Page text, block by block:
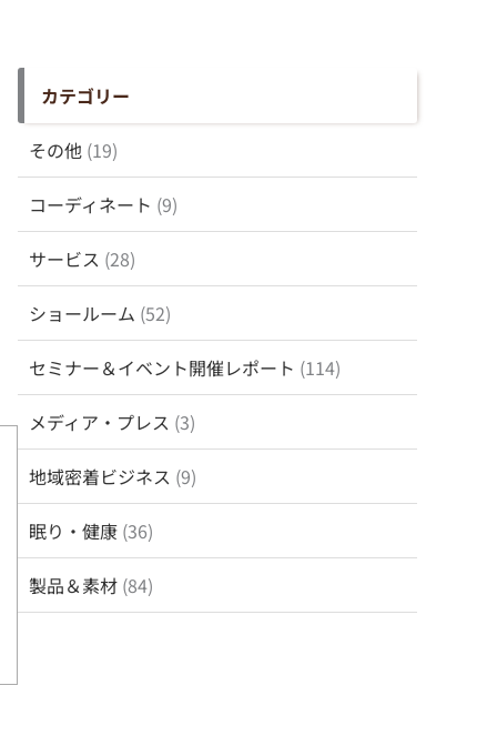
カテゴリー
その他 (19)
コーディネート (9)
サービス (28)
ショールーム (52)
セミナー＆イベント開催レポート (114)
メディア・プレス (3)
地域密着ビジネス (9)
眠り・健康 (36)
製品＆素材 (84)